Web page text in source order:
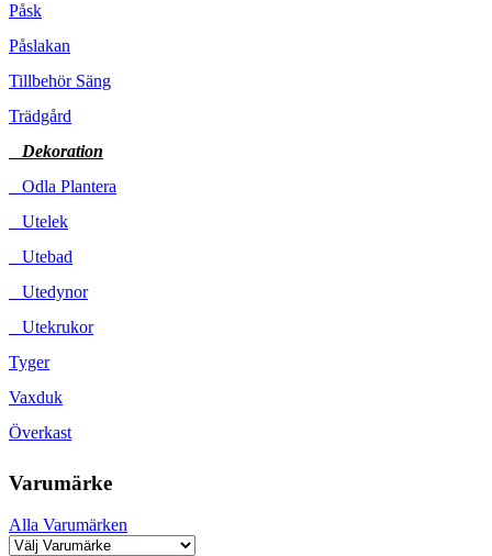
Påsk
Påslakan
Tillbehör Säng
Trädgård
Dekoration
Odla Plantera
Utelek
Utebad
Utedynor
Utekrukor
Tyger
Vaxduk
Överkast
Varumärke
Alla Varumärken